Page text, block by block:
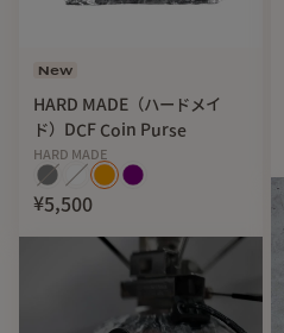
New
HARD MADE（ハードメイ
ド）DCF Coin Purse
HARD MADE
¥5,500